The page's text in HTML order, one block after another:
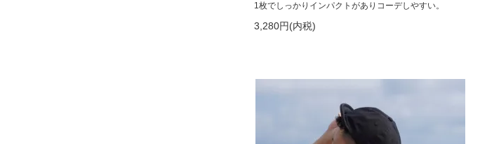
1枚でしっかりインパクトがありコーデしやすい。
3,280円(内税)